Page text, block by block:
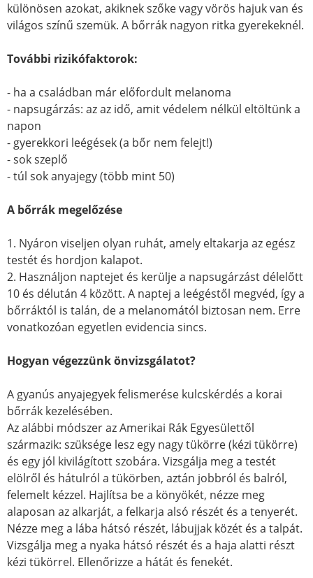
különösen azokat, akiknek szőke vagy vörös hajuk van és
világos színű szemük. A bőrrák nagyon ritka gyerekeknél.
További rizikófaktorok:
- ha a családban már előfordult melanoma
- napsugárzás: az az idő, amit védelem nélkül eltöltünk a
napon
- gyerekkori leégések (a bőr nem felejt!)
- sok szeplő
- túl sok anyajegy (több mint 50)
A bőrrák megelőzése
1. Nyáron viseljen olyan ruhát, amely eltakarja az egész
testét és hordjon kalapot.
2. Használjon naptejet és kerülje a napsugárzást délelőtt
10 és délután 4 között. A naptej a leégéstől megvéd, így a
bőrráktól is talán, de a melanomától biztosan nem. Erre
vonatkozóan egyetlen evidencia sincs.
Hogyan végezzünk önvizsgálatot?
A gyanús anyajegyek felismerése kulcskérdés a korai
bőrrák kezelésében.
Az alábbi módszer az Amerikai Rák Egyesülettől
származik: szüksége lesz egy nagy tükörre (kézi tükörre)
és egy jól kivilágított szobára. Vizsgálja meg a testét
elölről és hátulról a tükörben, aztán jobbról és balról,
felemelt kézzel. Hajlítsa be a könyökét, nézze meg
alaposan az alkarját, a felkarja alsó részét és a tenyerét.
Nézze meg a lába hátsó részét, lábujjak közét és a talpát.
Vizsgálja meg a nyaka hátsó részét és a haja alatti részt
kézi tükörrel. Ellenőrizze a hátát és fenekét.